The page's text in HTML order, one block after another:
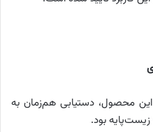
محصول، دستیابی هم‌زمان به
زیست‌پایه بود.